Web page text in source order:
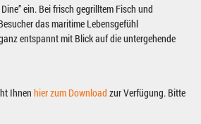
ein. Bei frisch gegrilltem Fisch und
das maritime Lebensgefühl
entspannt mit Blick auf die untergehende
Ihnen hier zum Download zur Verfügung. Bitte